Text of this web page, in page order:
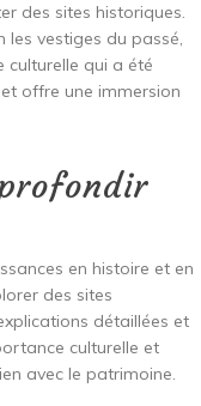
des sites historiques.
les vestiges du passé,
culturelle qui a été
offre une immersion
en histoire et en
des sites
détaillées et
culturelle et
avec le patrimoine.